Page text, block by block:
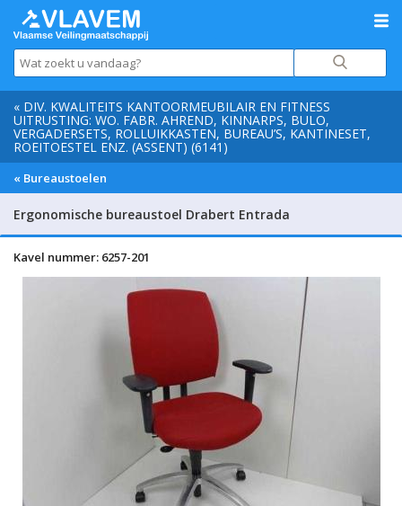
« DIV. KWALITEITS KANTOORMEUBILAIR EN FITNESS
UITRUSTING: WO. FABR. AHREND, KINNARPS, BULO,
VERGADERSETS, ROLLUIKKASTEN, BUREAU’S, KANTINESET,
ROEITOESTEL ENZ. (ASSENT) (6141)
« Bureaustoelen
Ergonomische bureaustoel Drabert Entrada
Kavel nummer: 6257-201